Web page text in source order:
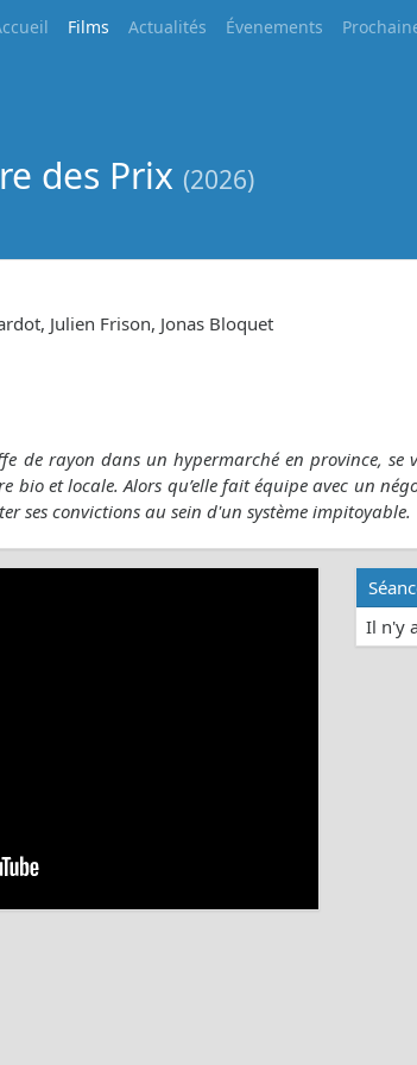
Films Actualités Évenements
des Prix (2026)
Julien Frison, Jonas Bloquet
de rayon dans un hypermarché en province, se
bio et locale. Alors qu’elle fait équipe avec un
ses convictions au sein d'un système impitoyable.
Il n'y